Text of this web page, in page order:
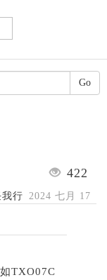
422
我行 2024 七月 17
TXO07C
Go